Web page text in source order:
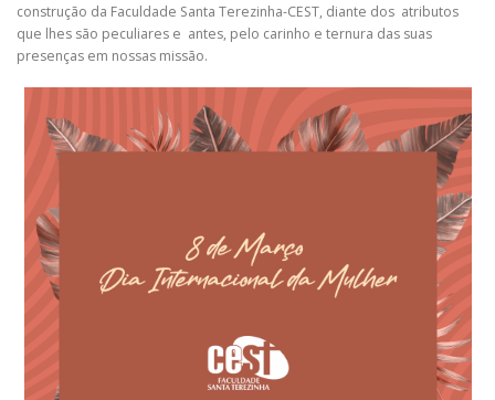
construção da Faculdade Santa Terezinha-CEST, diante dos atributos
que lhes são peculiares e antes, pelo carinho e ternura das suas
presenças em nossas missão.